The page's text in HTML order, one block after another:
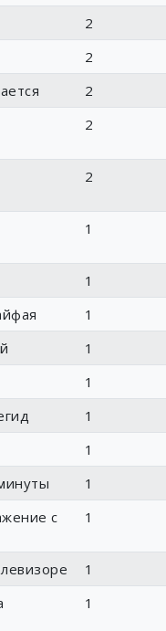
2
2
2
2
2
1
1
1
1
1
1
1
1
с
1
1
1